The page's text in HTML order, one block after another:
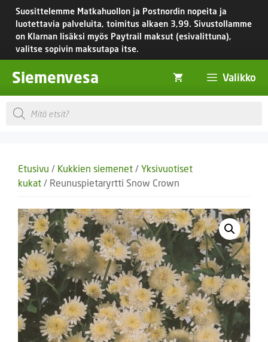
Siirry
sisältöön
Suosittelemme Matkahuollon ja Postnordin nopeita ja
luotettavia palveluita, toimitus alkaen 3,99. Sivustollamme
on Klarnan lisäksi myös Paytrail maksut (esivalittuna),
valitse sopivin maksutapa itse.
Siemenvesa Valikko
Products
search
Etusivu / Kukkien siemenet / Yksivuotiset
kukat / Reunuspietaryrtti Snow Crown